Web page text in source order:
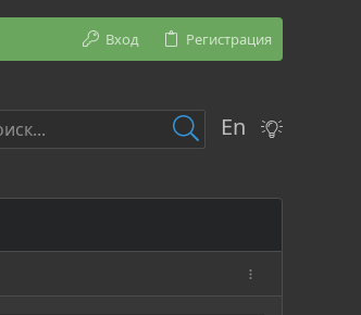
Вход Регистрация
En